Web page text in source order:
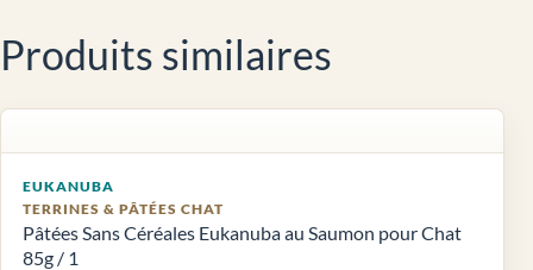
Produits similaires
EUKANUBA
TERRINES & PÂTÉES CHAT
Pâtées Sans Céréales Eukanuba au Saumon pour Chat
85g / 1